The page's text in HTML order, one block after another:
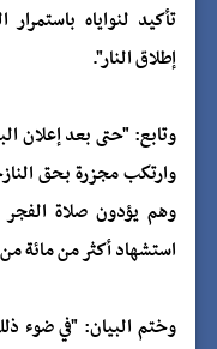
تأكيد لنواياه
إطلاق النار".
وتابع: "حتى بعد إعلان
وارتكب مجزرة بحق
استشهاد أكثر من مائة من
وختم البيان: "في ضوء